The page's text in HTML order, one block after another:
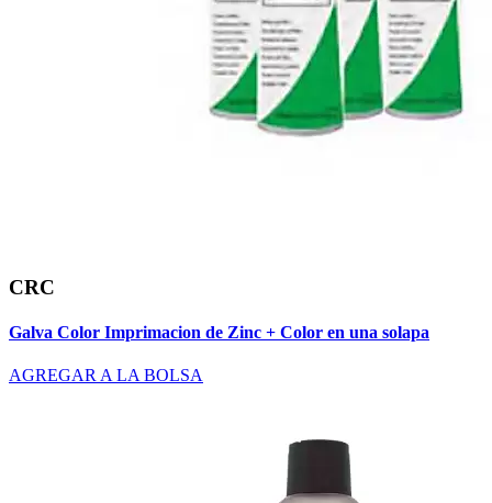
CRC
Galva Color Imprimacion de Zinc + Color en una solapa
AGREGAR A LA BOLSA